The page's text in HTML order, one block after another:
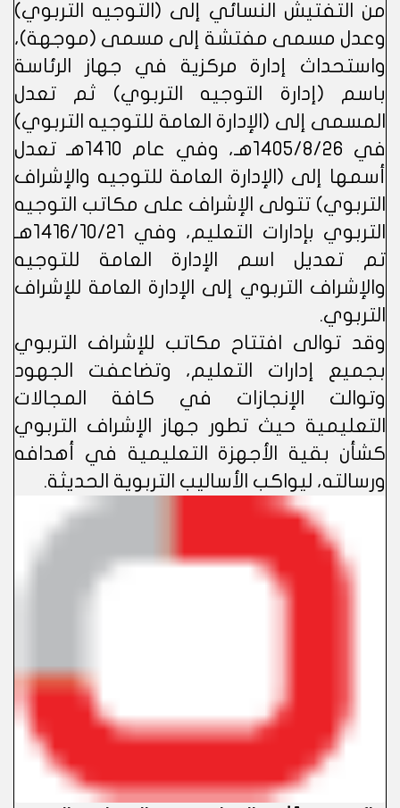
من التفتيش النسائي إلى (التوجيه التربوي)
وعدل مسمى مفتشة إلى مسمى (موجهة)،
واستحداث إدارة مركزية في جهاز الرئاسة
باسم (إدارة التوجيه التربوي) ثم تعدل
المسمى إلى (الإدارة العامة للتوجيه التربوي)
في 1405/8/26هـ، وفي عام 1410هـ تعدل
أسمها إلى (الإدارة العامة للتوجيه والإشراف
التربوي) تتولى الإشراف على مكاتب التوجيه
التربوي بإدارات التعليم، وفي 1416/10/21هـ
تم تعديل اسم الإدارة العامة للتوجيه
والإشراف التربوي إلى الإدارة العامة للإشراف
التربوي.
وقد توالى افتتاح مكاتب للإشراف التربوي
بجميع إدارات التعليم، وتضاعفت الجهود
وتوالت الإنجازات في كافة المجالات
التعليمية حيث تطور جهاز الإشراف التربوي
كشأن بقية الأجهزة التعليمية في أهدافه
ورسالته، ليواكب الأساليب التربوية الحديثة.